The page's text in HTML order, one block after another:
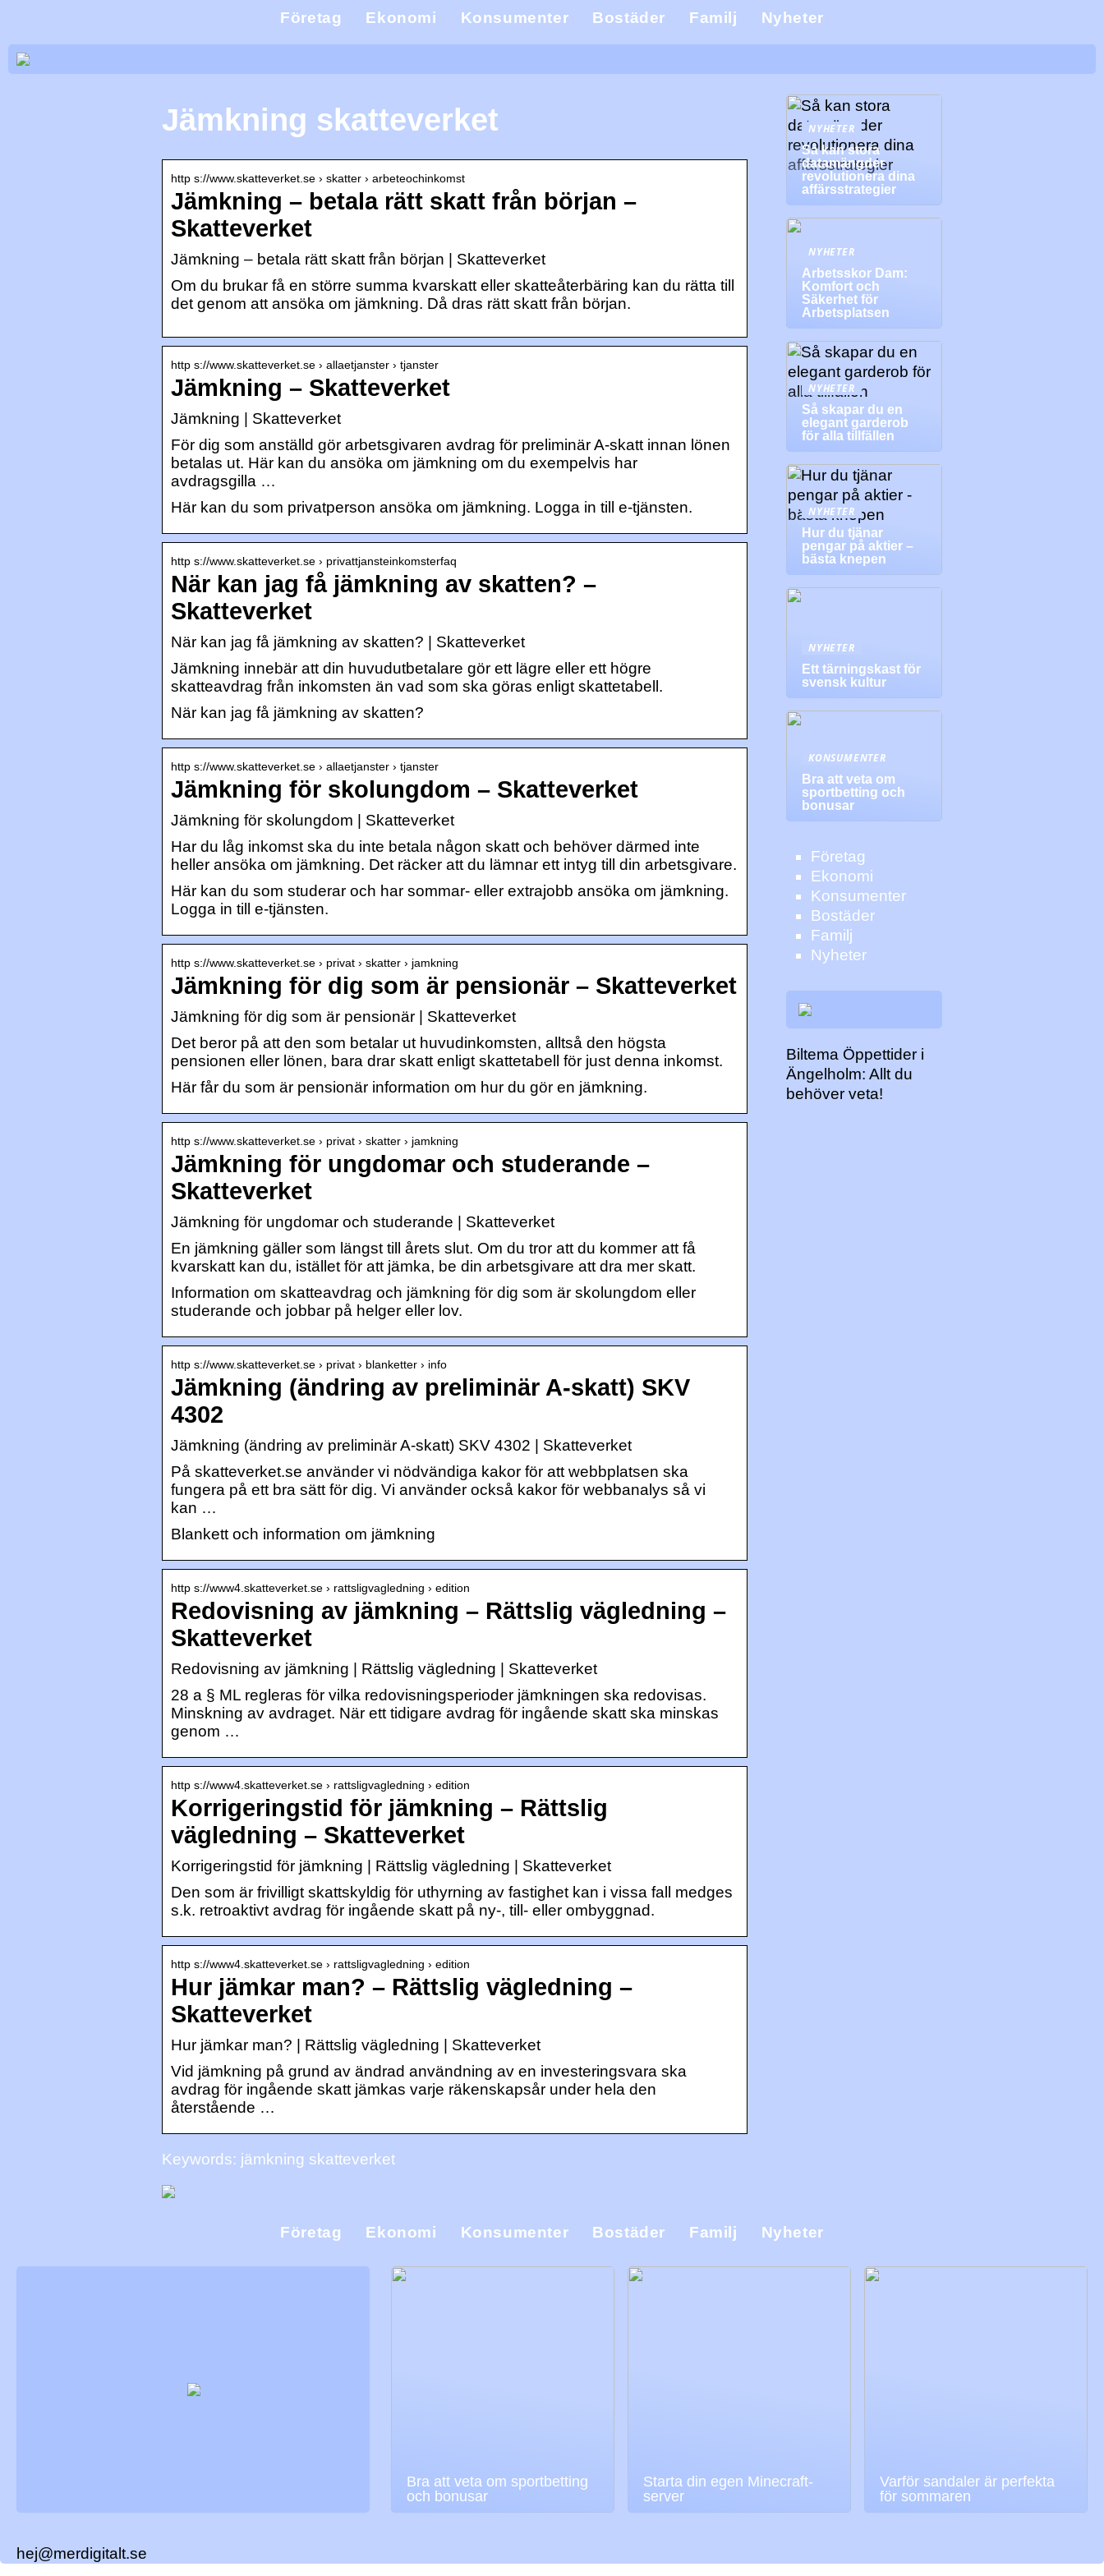
Företag Ekonomi Konsumenter Bostäder Familj Nyheter
Jämkning skatteverket
http s://www.skatteverket.se › skatter › arbeteochinkomst
Jämkning – betala rätt skatt från början –
Skatteverket
Jämkning – betala rätt skatt från början | Skatteverket
Om du brukar få en större summa kvarskatt eller skatteåterbäring kan du rätta till
det genom att ansöka om jämkning. Då dras rätt skatt från början.
http s://www.skatteverket.se › allaetjanster › tjanster
Jämkning – Skatteverket
Jämkning | Skatteverket
För dig som anställd gör arbetsgivaren avdrag för preliminär A-skatt innan lönen
betalas ut. Här kan du ansöka om jämkning om du exempelvis har
avdragsgilla …
Här kan du som privatperson ansöka om jämkning. Logga in till e-tjänsten.
http s://www.skatteverket.se › privattjansteinkomsterfaq
När kan jag få jämkning av skatten? –
Skatteverket
När kan jag få jämkning av skatten? | Skatteverket
Jämkning innebär att din huvudutbetalare gör ett lägre eller ett högre
skatteavdrag från inkomsten än vad som ska göras enligt skattetabell.
När kan jag få jämkning av skatten?
http s://www.skatteverket.se › allaetjanster › tjanster
Jämkning för skolungdom – Skatteverket
Jämkning för skolungdom | Skatteverket
Har du låg inkomst ska du inte betala någon skatt och behöver därmed inte
heller ansöka om jämkning. Det räcker att du lämnar ett intyg till din arbetsgivare.
Här kan du som studerar och har sommar- eller extrajobb ansöka om jämkning.
Logga in till e-tjänsten.
http s://www.skatteverket.se › privat › skatter › jamkning
Jämkning för dig som är pensionär – Skatteverket
Jämkning för dig som är pensionär | Skatteverket
Det beror på att den som betalar ut huvudinkomsten, alltså den högsta
pensionen eller lönen, bara drar skatt enligt skattetabell för just denna inkomst.
Här får du som är pensionär information om hur du gör en jämkning.
http s://www.skatteverket.se › privat › skatter › jamkning
Jämkning för ungdomar och studerande –
Skatteverket
Jämkning för ungdomar och studerande | Skatteverket
En jämkning gäller som längst till årets slut. Om du tror att du kommer att få
kvarskatt kan du, istället för att jämka, be din arbetsgivare att dra mer skatt.
Information om skatteavdrag och jämkning för dig som är skolungdom eller
studerande och jobbar på helger eller lov.
http s://www.skatteverket.se › privat › blanketter › info
Jämkning (ändring av preliminär A-skatt) SKV
4302
Jämkning (ändring av preliminär A-skatt) SKV 4302 | Skatteverket
På skatteverket.se använder vi nödvändiga kakor för att webbplatsen ska
fungera på ett bra sätt för dig. Vi använder också kakor för webbanalys så vi
kan …
Blankett och information om jämkning
http s://www4.skatteverket.se › rattsligvagledning › edition
Redovisning av jämkning – Rättslig vägledning –
Skatteverket
Redovisning av jämkning | Rättslig vägledning | Skatteverket
28 a § ML regleras för vilka redovisningsperioder jämkningen ska redovisas.
Minskning av avdraget. När ett tidigare avdrag för ingående skatt ska minskas
genom …
http s://www4.skatteverket.se › rattsligvagledning › edition
Korrigeringstid för jämkning – Rättslig
vägledning – Skatteverket
Korrigeringstid för jämkning | Rättslig vägledning | Skatteverket
Den som är frivilligt skattskyldig för uthyrning av fastighet kan i vissa fall medges
s.k. retroaktivt avdrag för ingående skatt på ny-, till- eller ombyggnad.
http s://www4.skatteverket.se › rattsligvagledning › edition
Hur jämkar man? – Rättslig vägledning –
Skatteverket
Hur jämkar man? | Rättslig vägledning | Skatteverket
Vid jämkning på grund av ändrad användning av en investeringsvara ska
avdrag för ingående skatt jämkas varje räkenskapsår under hela den
återstående …
Keywords: jämkning skatteverket
NYHETER
Så kan stora
datamängder
revolutionera dina
affärsstrategier
NYHETER
Arbetsskor Dam:
Komfort och
Säkerhet för
Arbetsplatsen
NYHETER
Så skapar du en
elegant garderob
för alla tillfällen
NYHETER
Hur du tjänar
pengar på aktier –
bästa knepen
NYHETER
Ett tärningskast för
svensk kultur
KONSUMENTER
Bra att veta om
sportbetting och
bonusar
Företag
Ekonomi
Konsumenter
Bostäder
Familj
Nyheter
Biltema Öppettider i
Ängelholm: Allt du
behöver veta!
Företag Ekonomi Konsumenter Bostäder Familj Nyheter
Bra att veta om sportbetting
och bonusar
Starta din egen Minecraft-
server
Varför sandaler är perfekta
för sommaren
hej@merdigitalt.se